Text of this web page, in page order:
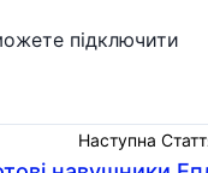
підключити
Наступна